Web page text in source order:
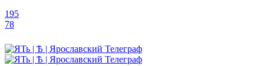
195
78